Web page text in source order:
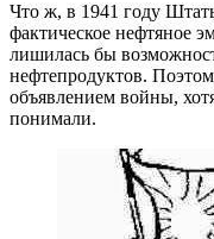
Что ж, в 1941 году
фактическое нефтяное
лишилась бы
нефтепродуктов.
объявлением войны,
понимали.